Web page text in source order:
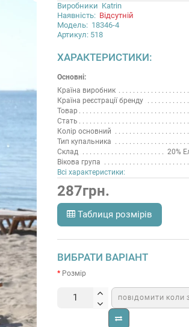
Виробники Katrin
Наявність: Відсутній
Модель: 18346-4
Артикул: 518
ХАРАКТЕРИСТИКИ:
Основні:
Країна виробник
Країна реєстрації бренду
Товар
Стать
Колір основний
Тип купальника
Склад
20%
Вікова група
Всі характеристики:
287грн.
Таблиця розмірів
ВИБРАТИ ВАРІАНТ
Розмір
ПОВІДОМИТИ КОЛИ